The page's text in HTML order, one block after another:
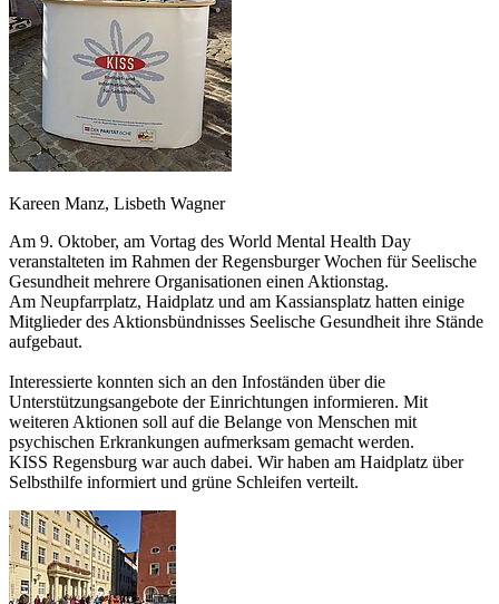
Kareen Manz, Lisbeth Wagner
Am 9. Oktober, am Vortag des World Mental Health Day
veranstalteten im Rahmen der Regensburger Wochen für Seelische
Gesundheit mehrere Organisationen einen Aktionstag.
Am Neupfarrplatz, Haidplatz und am Kassiansplatz hatten einige
Mitglieder des Aktionsbündnisses Seelische Gesundheit ihre Stände
aufgebaut.
Interessierte konnten sich an den Infoständen über die
Unterstützungsangebote der Einrichtungen informieren. Mit
weiteren Aktionen soll auf die Belange von Menschen mit
psychischen Erkrankungen aufmerksam gemacht werden.
KISS Regensburg war auch dabei. Wir haben am Haidplatz über
Selbsthilfe informiert und grüne Schleifen verteilt.